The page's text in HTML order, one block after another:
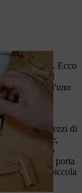
sul cuore. Ecco
offre anche il
forza l'uno
con i pezzi di
intemperie,
in modo
il cuore sulla porta
con una piccola